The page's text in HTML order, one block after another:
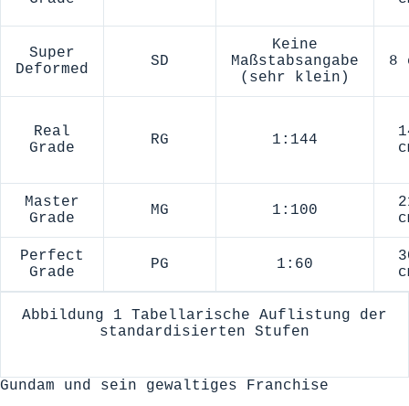
Super
Deformed
SD
Keine
Maßstabsangabe
(sehr klein)
8
Real
Grade
RG 1:144
Master
Grade
MG 1:100
Perfect
Grade
PG 1:60
Abbildung 1 Tabellarische Auflistung der
standardisierten Stufen
Gundam und sein gewaltiges Franchise